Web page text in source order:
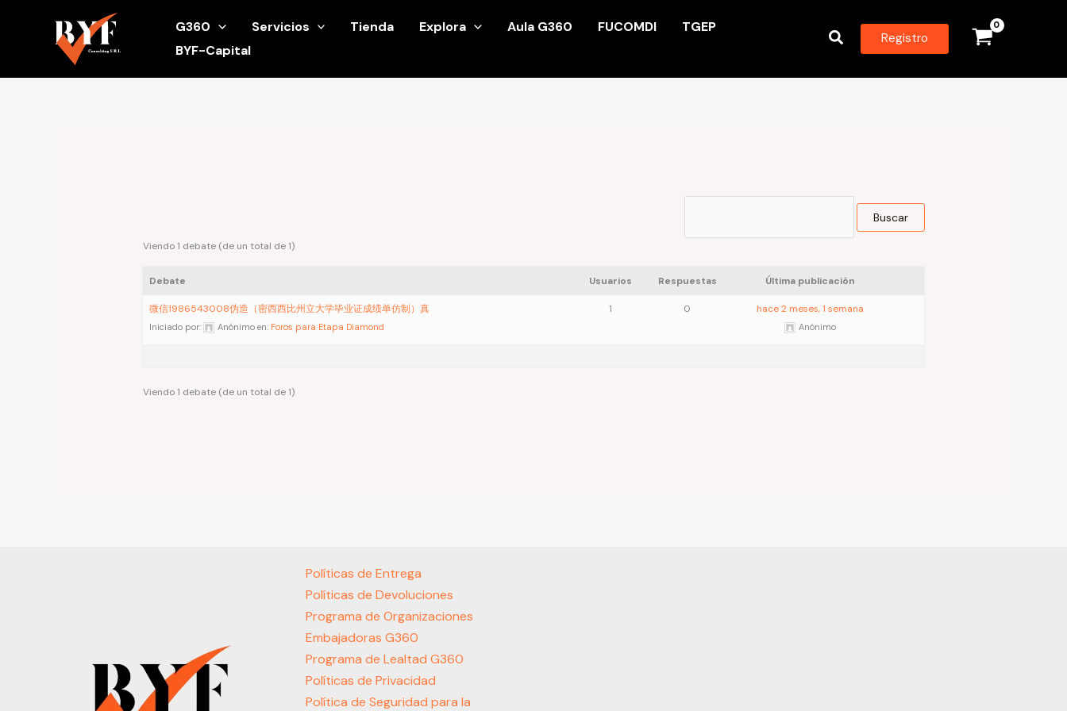
G360 Servicios Tienda Explora Aula G360 FUCOMDI
TGEP
BYF-Capital
Buscar Registro
Viendo 1 debate (de un total de 1)
Debate Usuarios Respuestas Última publicación
微信1986543008伪造（密西西比州立大学毕业证成绩单仿制）真
Iniciado por: Anónimo en: Foros para Etapa Diamond
1 0 hace 2 meses, 1 semana
Anónimo
Viendo 1 debate (de un total de 1)
Políticas de Entrega
Políticas de Devoluciones
Programa de Organizaciones
Embajadoras G360
Programa de Lealtad G360
Políticas de Privacidad
Política de Seguridad para la